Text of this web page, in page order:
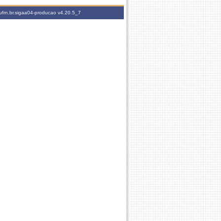
producao v4.20.5_7